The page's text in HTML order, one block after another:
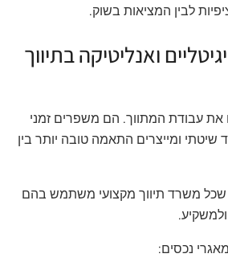
לבין המציאות בשוק.
ואנליטיקה בתיווך
את עבודת המתווך. הם משפרים זמני
ומייצרים התאמה טובה יותר בין
שכל משרד תיווך מקצועי משתמש בהם
נכסים: